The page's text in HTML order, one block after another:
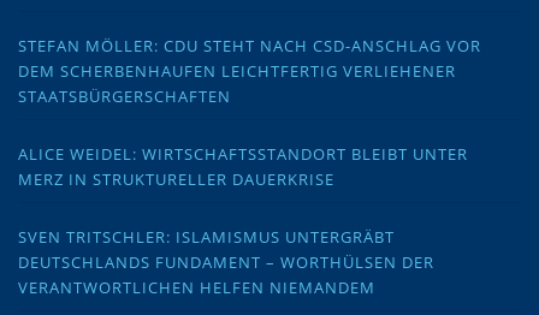
STEFAN MÖLLER: CDU STEHT NACH CSD-ANSCHLAG VOR
DEM SCHERBENHAUFEN LEICHTFERTIG VERLIEHENER
STAATSBÜRGERSCHAFTEN
ALICE WEIDEL: WIRTSCHAFTSSTANDORT BLEIBT UNTER
MERZ IN STRUKTURELLER DAUERKRISE
SVEN TRITSCHLER: ISLAMISMUS UNTERGRÄBT
DEUTSCHLANDS FUNDAMENT – WORTHÜLSEN DER
VERANTWORTLICHEN HELFEN NIEMANDEM